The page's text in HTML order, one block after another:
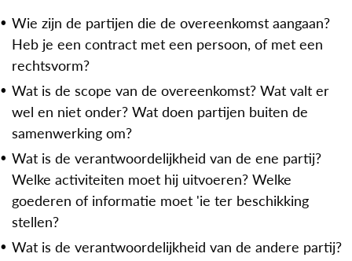
Wie zijn de partijen die de overeenkomst aangaan?
Heb je een contract met een persoon, of met een
rechtsvorm?
Wat is de scope van de overeenkomst? Wat valt er
wel en niet onder? Wat doen partijen buiten de
samenwerking om?
Wat is de verantwoordelijkheid van de ene partij?
Welke activiteiten moet hij uitvoeren? Welke
goederen of informatie moet 'ie ter beschikking
stellen?
Wat is de verantwoordelijkheid van de andere partij?